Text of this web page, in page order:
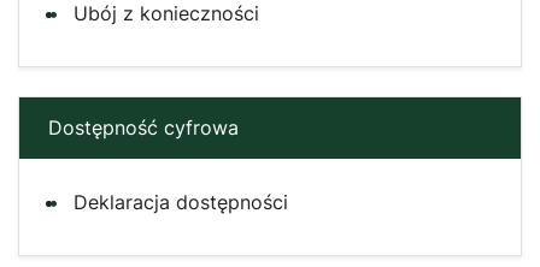
Ubój z konieczności
Dostępność cyfrowa
Deklaracja dostępności